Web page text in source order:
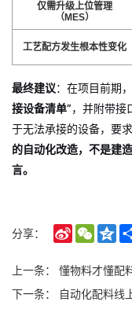
仅需升级上位管理
（MES）
工艺配方发生根本性变化
最终建议：在项目前期
接设备清单”，并附带接
于无法承接的设备，要
的自动化改造，不是建
言。
分享：
Sina
Weibo
上一条： 懂物料才懂配
下一条：
自动化配料线